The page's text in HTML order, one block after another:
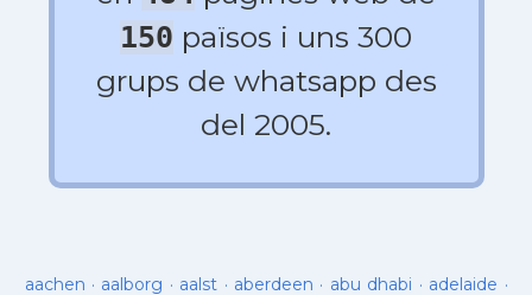
150 països i uns 300
grups de whatsapp des
del 2005.
aachen · aalborg · aalst · aberdeen · abu dhabi · adelaide ·